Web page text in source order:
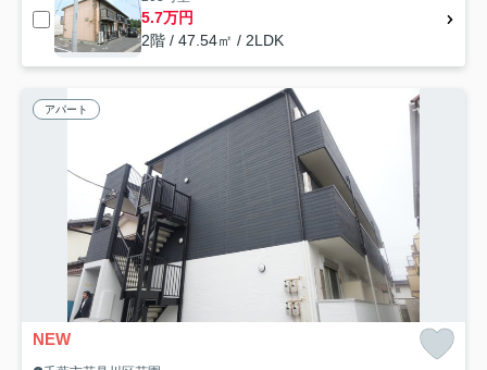
5.7万円
2階 / 47.54㎡ / 2LDK
アパート
NEW